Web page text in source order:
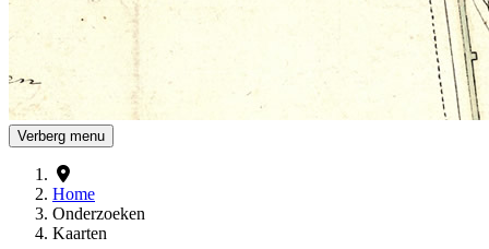
Verberg menu
Home
Onderzoeken
Kaarten